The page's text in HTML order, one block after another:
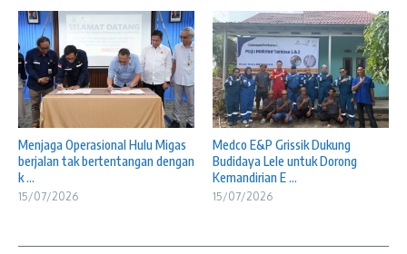
Menjaga Operasional Hulu Migas
berjalan tak bertentangan dengan
k ...
15/07/2026
Medco E&P Grissik Dukung
Budidaya Lele untuk Dorong
Kemandirian E ...
15/07/2026